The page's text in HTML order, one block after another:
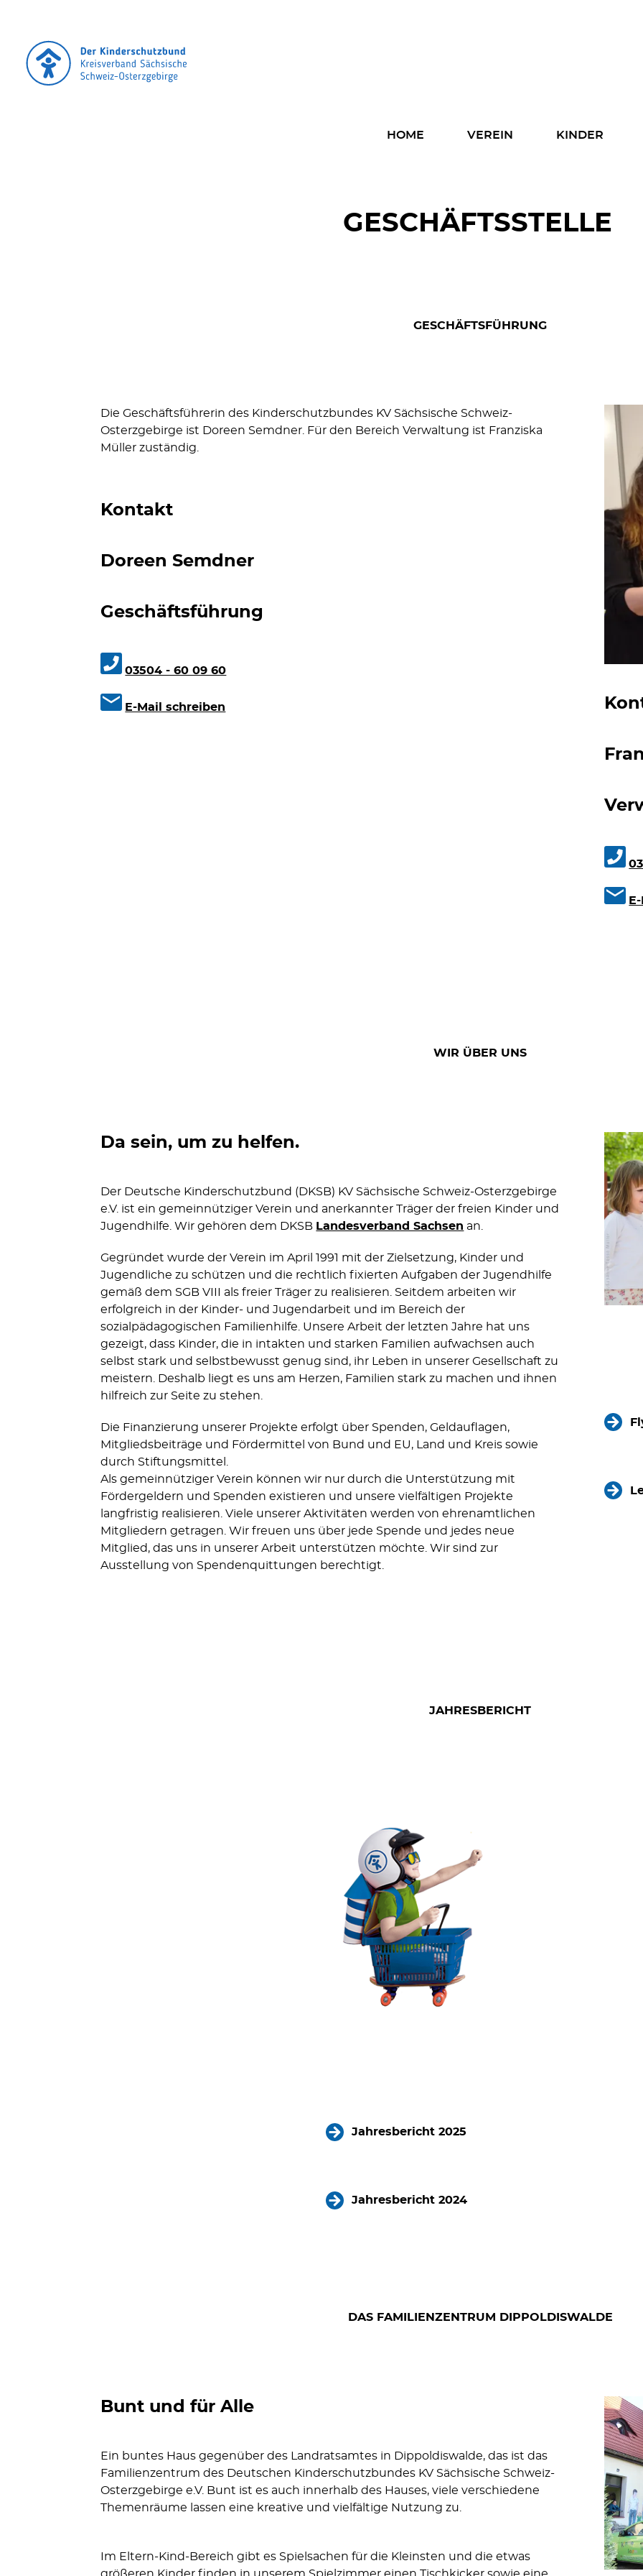
Navigation
HOME VEREIN KINDER
GESCHÄFTSSTELLE
GESCHÄFTSFÜHRUNG
Die Geschäftsführerin des Kinderschutzbundes KV Sächsische Schweiz-
Osterzgebirge ist Doreen Semdner. Für den Bereich Verwaltung ist Franziska
Müller zuständig.
Kontakt
Doreen Semdner
Geschäftsführung
03504 - 60 09 60
E-Mail schreiben
WIR ÜBER UNS
Da sein, um zu helfen.
Der Deutsche Kinderschutzbund (DKSB) KV Sächsische Schweiz-Osterzgebirge
e.V. ist ein gemeinnütziger Verein und anerkannter Träger der freien Kinder und
Jugendhilfe. Wir gehören dem DKSB Landesverband Sachsen an.
Gegründet wurde der Verein im April 1991 mit der Zielsetzung, Kinder und
Jugendliche zu schützen und die rechtlich fixierten Aufgaben der Jugendhilfe
gemäß dem SGB VIII als freier Träger zu realisieren. Seitdem arbeiten wir
erfolgreich in der Kinder- und Jugendarbeit und im Bereich der
sozialpädagogischen Familienhilfe. Unsere Arbeit der letzten Jahre hat uns
gezeigt, dass Kinder, die in intakten und starken Familien aufwachsen auch
selbst stark und selbstbewusst genug sind, ihr Leben in unserer Gesellschaft zu
meistern. Deshalb liegt es uns am Herzen, Familien stark zu machen und ihnen
hilfreich zur Seite zu stehen.
Die Finanzierung unserer Projekte erfolgt über Spenden, Geldauflagen,
Mitgliedsbeiträge und Fördermittel von Bund und EU, Land und Kreis sowie
durch Stiftungsmittel.
Als gemeinnütziger Verein können wir nur durch die Unterstützung mit
Fördergeldern und Spenden existieren und unsere vielfältigen Projekte
langfristig realisieren. Viele unserer Aktivitäten werden von ehrenamtlichen
Mitgliedern getragen. Wir freuen uns über jede Spende und jedes neue
Mitglied, das uns in unserer Arbeit unterstützen möchte. Wir sind zur
Ausstellung von Spendenquittungen berechtigt.
JAHRESBERICHT
Jahresbericht 2025
Jahresbericht 2024
DAS FAMILIENZENTRUM DIPPOLDISWALDE
Bunt und für Alle
Ein buntes Haus gegenüber des Landratsamtes in Dippoldiswalde, das ist das
Familienzentrum des Deutschen Kinderschutzbundes KV Sächsische Schweiz-
Osterzgebirge e.V. Bunt ist es auch innerhalb des Hauses, viele verschiedene
Themenräume lassen eine kreative und vielfältige Nutzung zu.
Im Eltern-Kind-Bereich gibt es Spielsachen für die Kleinsten und die etwas
größeren Kinder finden in unserem Spielzimmer einen Tischkicker sowie eine
Spenden